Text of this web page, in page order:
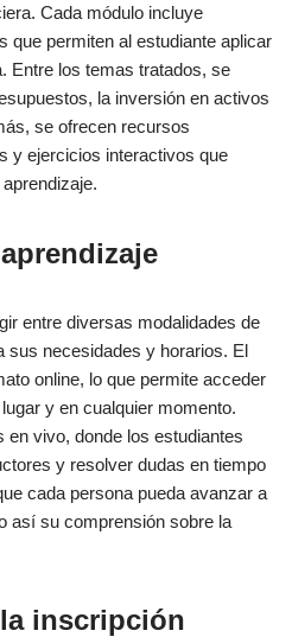
Cada módulo incluye
que permiten al estudiante aplicar
Entre los temas tratados, se
la inversión en activos
se ofrecen recursos
y ejercicios interactivos que
entre diversas modalidades de
sus necesidades y horarios. El
online, lo que permite acceder
y en cualquier momento.
en vivo, donde los estudiantes
y resolver dudas en tiempo
cada persona pueda avanzar a
así su comprensión sobre la
inscripción